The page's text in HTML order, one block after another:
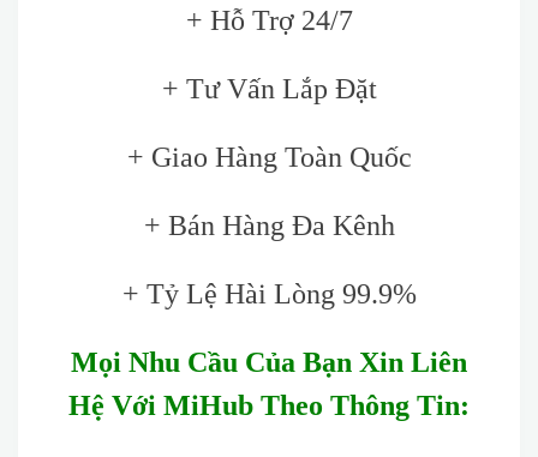
+ Hỗ Trợ 24/7
+ Tư Vấn Lắp Đặt
+ Giao Hàng Toàn Quốc
+ Bán Hàng Đa Kênh
+ Tỷ Lệ Hài Lòng 99.9%
Mọi Nhu Cầu Của Bạn Xin Liên
Hệ Với MiHub Theo Thông Tin: